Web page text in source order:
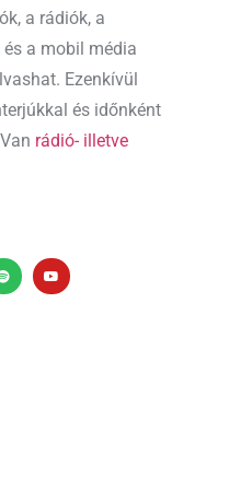
a rádiók, a
a mobil média
Ezenkívül
és időnként
rádió- illetve